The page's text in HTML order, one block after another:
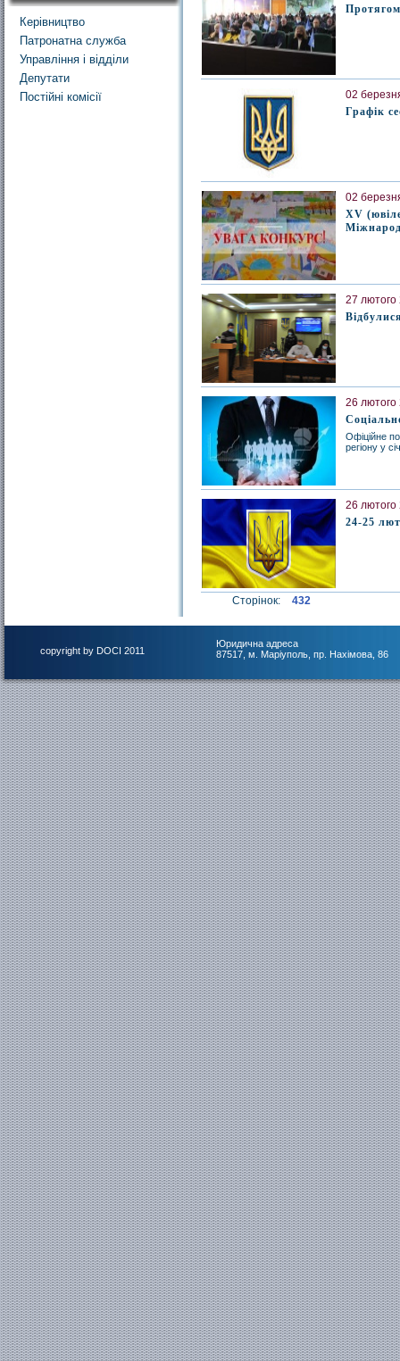
Керівництво
Патронатна служба
Управління і відділи
Депутати
Постійні комісії
02
Графік
02
XV
27 лютого
26 лютого
Офіційне
регіону у
26 лютого
24-25
Сторінок: 432
copyright by DOCI 2011
Юридична адреса
87517, м. Маріуполь, пр. Нахімова, 86